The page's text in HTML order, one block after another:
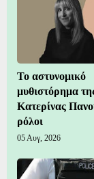
Το αστυνομικό
μυθιστόρημα
Κατερίνας
ρόλοι
05 Αυγ, 2026